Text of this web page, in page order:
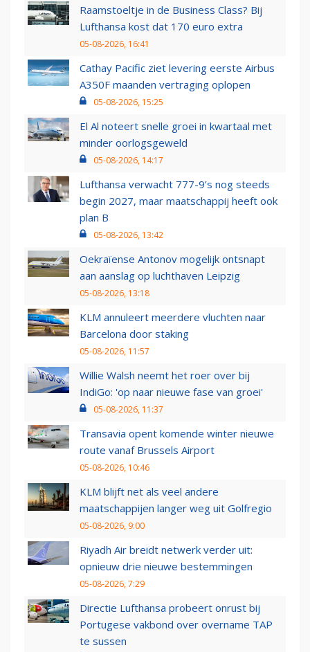
Raamstoeltje in de Business Class? Bij
Lufthansa kost dat 170 euro extra
05-08-2026, 16:41
Cathay Pacific ziet levering eerste Airbus
A350F maanden vertraging oplopen
05-08-2026, 15:25
El Al noteert snelle groei in kwartaal met
minder oorlogsgeweld
05-08-2026, 14:17
Lufthansa verwacht 777-9’s nog steeds
begin 2027, maar maatschappij heeft ook
plan B
05-08-2026, 13:42
Oekraïense Antonov mogelijk ontsnapt
aan aanslag op luchthaven Leipzig
05-08-2026, 13:18
KLM annuleert meerdere vluchten naar
Barcelona door staking
05-08-2026, 11:57
Willie Walsh neemt het roer over bij
IndiGo: 'op naar nieuwe fase van groei'
05-08-2026, 11:37
Transavia opent komende winter nieuwe
route vanaf Brussels Airport
05-08-2026, 10:46
KLM blijft net als veel andere
maatschappijen langer weg uit Golfregio
05-08-2026, 9:00
Riyadh Air breidt netwerk verder uit:
opnieuw drie nieuwe bestemmingen
05-08-2026, 7:29
Directie Lufthansa probeert onrust bij
Portugese vakbond over overname TAP
te sussen